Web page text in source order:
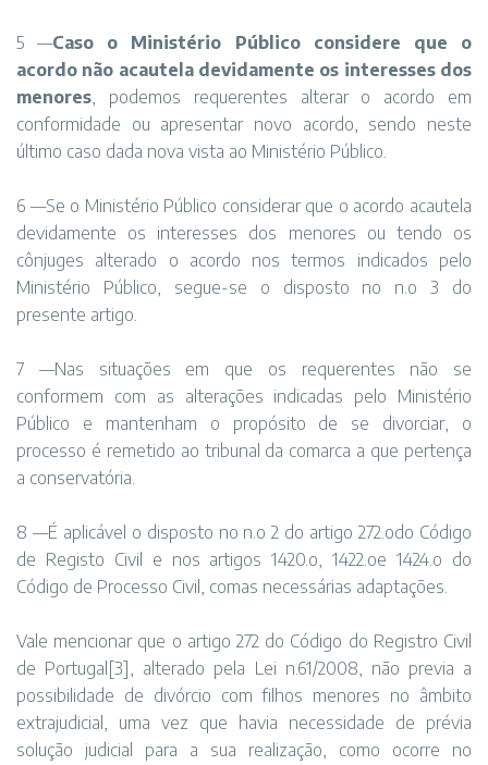
5 —Caso o Ministério Público considere que o
acordo não acautela devidamente os interesses dos
menores, podemos requerentes alterar o acordo em
conformidade ou apresentar novo acordo, sendo neste
último caso dada nova vista ao Ministério Público.
6 —Se o Ministério Público considerar que o acordo acautela
devidamente os interesses dos menores ou tendo os
cônjuges alterado o acordo nos termos indicados pelo
Ministério Público, segue-se o disposto no n.o 3 do
presente artigo.
7 —Nas situações em que os requerentes não se
conformem com as alterações indicadas pelo Ministério
Público e mantenham o propósito de se divorciar, o
processo é remetido ao tribunal da comarca a que pertença
a conservatória.
8 —É aplicável o disposto no n.o 2 do artigo 272.odo Código
de Registo Civil e nos artigos 1420.o, 1422.oe 1424.o do
Código de Processo Civil, comas necessárias adaptações.
Vale mencionar que o artigo 272 do Código do Registro Civil
de Portugal [3] , alterado pela Lei n.61/2008, não previa a
possibilidade de divórcio com filhos menores no âmbito
extrajudicial, uma vez que havia necessidade de prévia
solução judicial para a sua realização, como ocorre no